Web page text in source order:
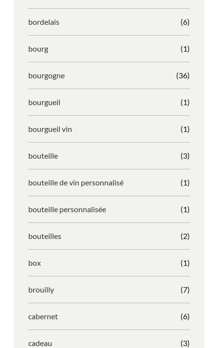
bordelais (6)
bourg (1)
bourgogne (36)
bourgueil (1)
bourgueil vin (1)
bouteille (3)
bouteille de vin personnalisé (1)
bouteille personnalisée (1)
bouteilles (2)
box (1)
brouilly (7)
cabernet (6)
cadeau (3)